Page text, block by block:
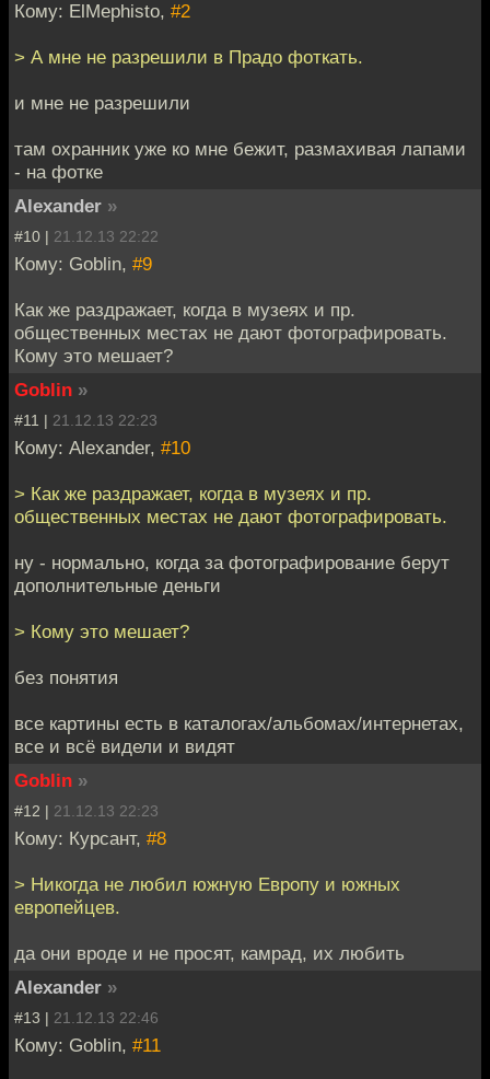
Кому: ElMephisto, #2
> А мне не разрешили в Прадо фоткать.
и мне не разрешили
там охранник уже ко мне бежит, размахивая лапами
- на фотке
Alexander »
#10 | 21.12.13 22:22
Кому: Goblin, #9
Как же раздражает, когда в музеях и пр.
общественных местах не дают фотографировать.
Кому это мешает?
Goblin »
#11 | 21.12.13 22:23
Кому: Alexander, #10
> Как же раздражает, когда в музеях и пр.
общественных местах не дают фотографировать.
ну - нормально, когда за фотографирование берут
дополнительные деньги
> Кому это мешает?
без понятия
все картины есть в каталогах/альбомах/интернетах,
все и всё видели и видят
Goblin »
#12 | 21.12.13 22:23
Кому: Курсант, #8
> Никогда не любил южную Европу и южных
европейцев.
да они вроде и не просят, камрад, их любить
Alexander »
#13 | 21.12.13 22:46
Кому: Goblin, #11